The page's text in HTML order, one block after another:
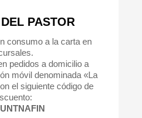
PASTOR
consumo a la carta en
pedidos a domicilio a
móvil denominada «La
el siguiente código de